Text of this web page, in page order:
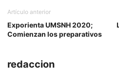
Artículo anterior
Exporienta UMSNH 2020;
Comienzan los preparativos
redaccion